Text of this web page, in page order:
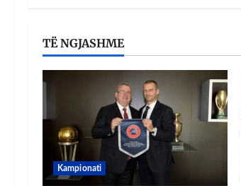
TË NGJASHME
Kampionati